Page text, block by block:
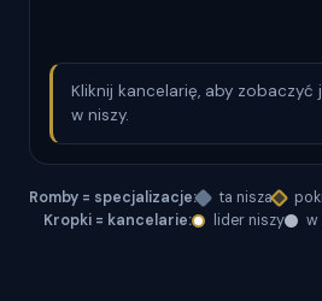
Kliknij kancelarię, aby zobaczyć
w niszy.
Romby = specjalizacje: ta nisza
Kropki = kancelarie:
lider niszy w